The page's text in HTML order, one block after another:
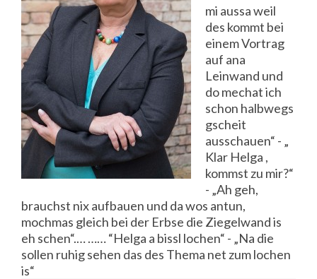
mi aussa weil
des kommt bei
einem Vortrag
auf ana
Leinwand und
do mechat ich
schon halbwegs
gscheit
ausschauen“ - „
Klar Helga ,
kommst zu mir?“
- „Ah geh,
brauchst nix aufbauen und da wos antun,
mochmas gleich bei der Erbse die Ziegelwand is
eh schen“.… …… “Helga a bissl lochen“ - „Na die
sollen ruhig sehen das des Thema net zum lochen
is“